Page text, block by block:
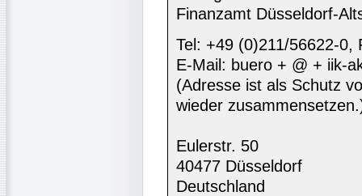
Finanzamt Düsseldorf-
Tel: +49 (0)211/56622-0,
E-Mail: buero + @ + iik-
(Adresse ist als Schutz
wieder
Eulerstr. 50
40477 Düsseldorf
Deutschland